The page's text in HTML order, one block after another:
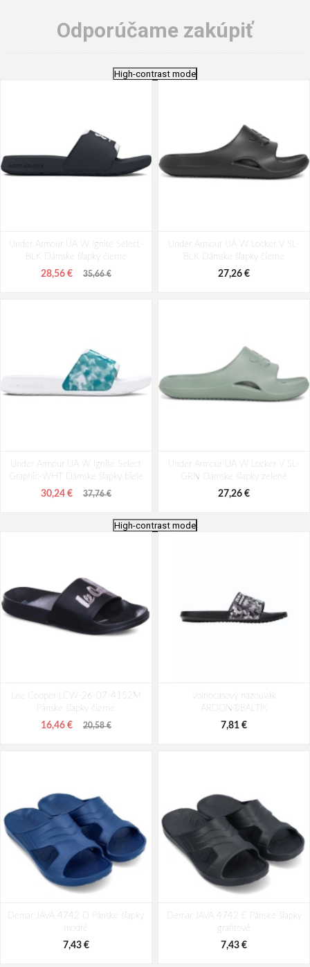
Odporúčame zakúpiť
High-contrast mode
Under Armour UA W Ignite Select-
BLK Dámske šľapky čierne
28,56 € 35,66 €
Under Armour UA W Locker V SL-
BLK Dámske šľapky čierne
27,26 €
Under Armour UA W Ignite Select
Graphic-WHT Dámske šľapky biele
30,24 € 37,76 €
Under Armour UA W Locker V SL-
GRN Dámske šľapky zelené
27,26 €
šľapky čierne
26,54 €
šľapky čierne
26,54 €
High-contrast mode
Lee Cooper LCW-26-07-4152M
Pánske šľapky čierne
16,46 € 20,58 €
Volnočasový nazouvák
ARDON®BALTIK
7,81 €
Demar JAVA 4742 D Pánske šľapky
modré
7,43 €
Demar JAVA 4742 E Pánske šľapky
grafitové
7,43 €